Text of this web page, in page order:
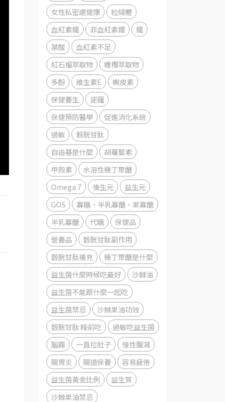
女性私密處健康
粒線體
血紅素鐵
非血紅素鐵
鐵
葉酸
血紅素不足
紅石榴萃取物
橄欖萃取物
多酚
維生素E
槲皮素
保健養生
諾羅
保健預防醫學
促進消化系統
過敏
榖胱甘肽
自由基是什麼
胡蘿蔔素
甲殼素
水溶性幾丁聚醣
Omega 7
後生元
益生元
GOS
寡糖、半乳寡醣、果寡醣
半乳寡醣
代糖
保健品
營養品
穀胱甘肽副作用
穀胱甘肽補充
幾丁聚醣是什麼
益生菌什麼時候吃最好
沙棘油
益生菌不能跟什麼一起吃
益生菌禁忌
沙棘果油功效
穀胱甘肽 睡前吃
過敏吃益生菌
腦霧
一直拉肚子
慢性腹瀉
腸胃炎
腸道保養
容易疲倦
益生菌黃金比例
益生質
沙棘果油禁忌